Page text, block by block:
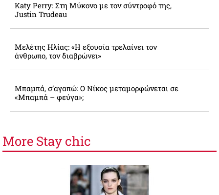
Katy Perry: Στη Μύκονο με τον σύντροφό της,
Justin Trudeau
Μελέτης Ηλίας: «Η εξουσία τρελαίνει τον
άνθρωπο, τον διαβρώνει»
Μπαμπά, σ’αγαπώ: O Νίκος μεταμορφώνεται σε
«Μπαμπά – φεύγα»;
More Stay chic